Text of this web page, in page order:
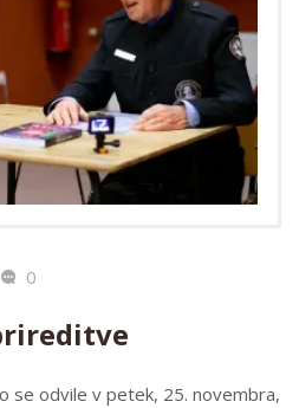
0
se odvile v petek, 25. novembra,